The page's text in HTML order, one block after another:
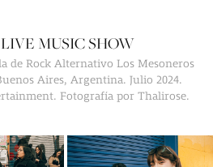
MUSIC SHOW
de Rock Alternativo Los Mesoneros
Aires, Argentina. Julio 2024.
Fotografía por Thalirose.